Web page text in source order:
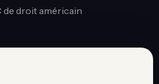
de droit américain